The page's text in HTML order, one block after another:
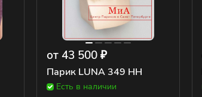
от 43 500 ₽
Парик LUNA 349 HH
Есть в наличии